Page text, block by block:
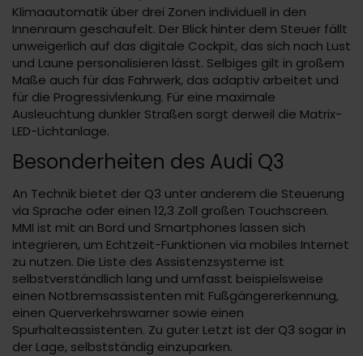
Klimaautomatik über drei Zonen individuell in den
Innenraum geschaufelt. Der Blick hinter dem Steuer fällt
unweigerlich auf das digitale Cockpit, das sich nach Lust
und Laune personalisieren lässt. Selbiges gilt in großem
Maße auch für das Fahrwerk, das adaptiv arbeitet und
für die Progressivlenkung. Für eine maximale
Ausleuchtung dunkler Straßen sorgt derweil die Matrix-
LED-Lichtanlage.
Besonderheiten des Audi Q3
An Technik bietet der Q3 unter anderem die Steuerung
via Sprache oder einen 12,3 Zoll großen Touchscreen.
MMI ist mit an Bord und Smartphones lassen sich
integrieren, um Echtzeit-Funktionen via mobiles Internet
zu nutzen. Die Liste des Assistenzsysteme ist
selbstverständlich lang und umfasst beispielsweise
einen Notbremsassistenten mit Fußgängererkennung,
einen Querverkehrswarner sowie einen
Spurhalteassistenten. Zu guter Letzt ist der Q3 sogar in
der Lage, selbstständig einzuparken.